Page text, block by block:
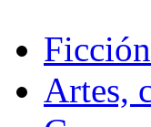
Artes,